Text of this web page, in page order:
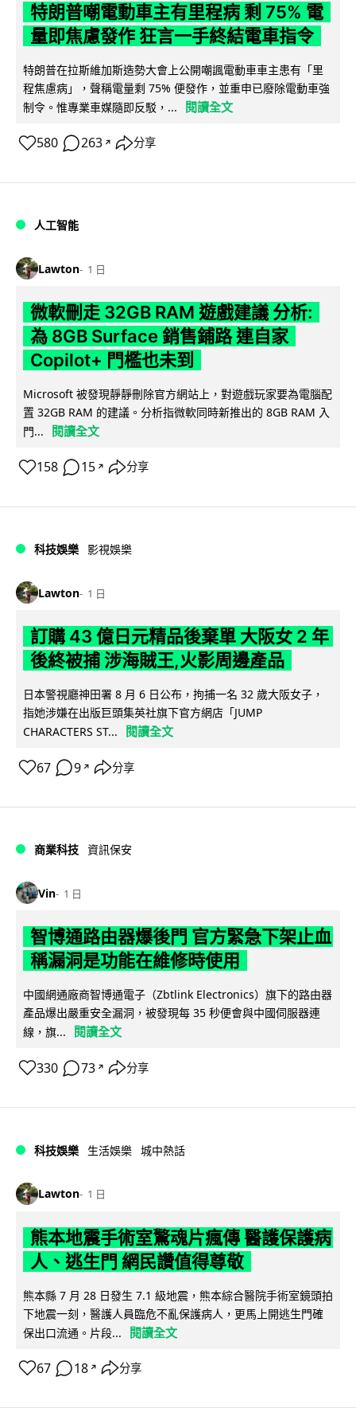
特朗普嘲電動車主有里程病 剩 75% 電
量即焦慮發作 狂言一手終結電車指令
特朗普在拉斯維加斯造勢大會上公開嘲諷電動車車主患有「里
程焦慮病」，聲稱電量剩 75% 便發作，並重申已廢除電動車強
制令。惟專業車媒隨即反駁，...
閱讀全文
580 263 ↗ 分享
人工智能
Lawton 1 日
微軟刪走 32GB RAM 遊戲建議 分析:
為 8GB Surface 銷售鋪路 連自家
Copilot+ 門檻也未到
Microsoft 被發現靜靜刪除官方網站上，對遊戲玩家要為電腦配
置 32GB RAM 的建議。分析指微軟同時新推出的 8GB RAM 入
門...
閱讀全文
158 15 ↗ 分享
科技娛樂 影視娛樂
Lawton 1 日
訂購 43 億日元精品後棄單 大阪女 2 年
後終被捕 涉海賊王,火影周邊產品
日本警視廳神田署 8 月 6 日公布，拘捕一名 32 歲大阪女子，
指她涉嫌在出版巨頭集英社旗下官方網店「JUMP
CHARACTERS ST...
閱讀全文
67 9 ↗ 分享
商業科技 資訊保安
Vin 1 日
智博通路由器爆後門 官方緊急下架止血
稱漏洞是功能在維修時使用
中國網通廠商智博通電子（Zbtlink Electronics）旗下的路由器
產品爆出嚴重安全漏洞，被發現每 35 秒便會與中國伺服器連
線，旗...
閱讀全文
330 73 ↗ 分享
科技娛樂 生活娛樂 城中熱話
Lawton 1 日
熊本地震手術室驚魂片瘋傳 醫護保護病
人、逃生門 網民讚值得尊敬
熊本縣 7 月 28 日發生 7.1 級地震，熊本綜合醫院手術室鏡頭拍
下地震一刻，醫護人員臨危不亂保護病人，更馬上開逃生門確
保出口流通。片段...
閱讀全文
67 18 ↗ 分享